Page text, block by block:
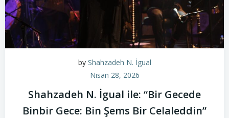
by Shahzadeh N. İgual
Nisan 28, 2026
Shahzadeh N. İgual ile: “Bir Gecede
Binbir Gece: Bin Şems Bir Celaleddin”